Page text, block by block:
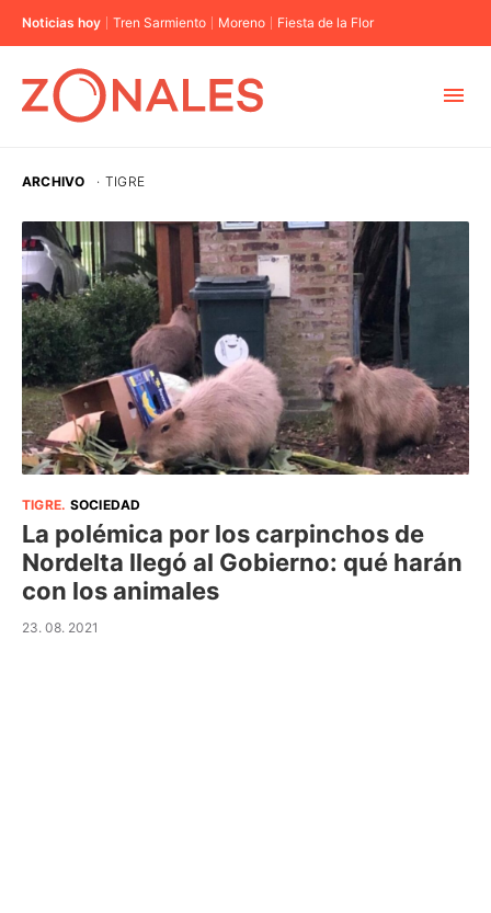
Noticias hoy Tren Sarmiento Moreno Fiesta de la Flor
CABA
BUENOS AIRES
PROVINCIAS
ELECCIONES 2023
ARCHIVO · TIGRE
TIGRE. SOCIEDAD
La polémica por los carpinchos de
Nordelta llegó al Gobierno: qué harán
con los animales
23. 08. 2021